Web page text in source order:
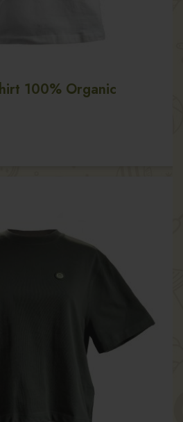
100% Organic